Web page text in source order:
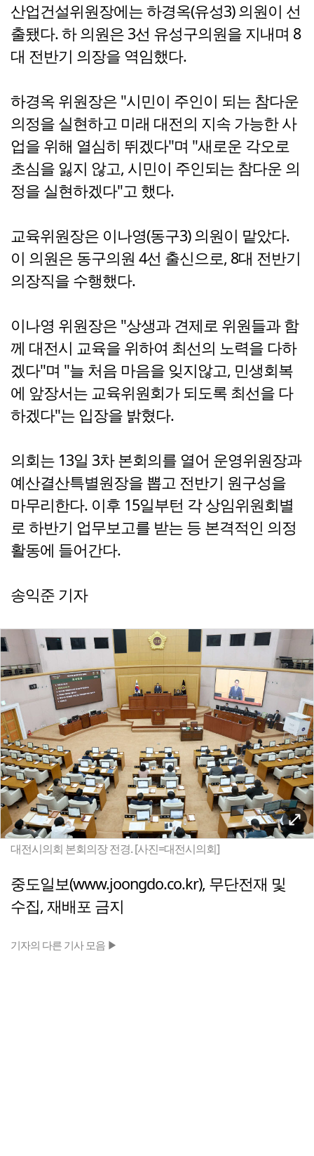
산업건설위원장에는 하경옥(유성3) 의원이 선
출됐다. 하 의원은 3선 유성구의원을 지내며 8
대 전반기 의장을 역임했다.
하경옥 위원장은 "시민이 주인이 되는 참다운
의정을 실현하고 미래 대전의 지속 가능한 사
업을 위해 열심히 뛰겠다"며 "새로운 각오로
초심을 잃지 않고, 시민이 주인되는 참다운 의
정을 실현하겠다"고 했다.
교육위원장은 이나영(동구3) 의원이 맡았다.
이 의원은 동구의원 4선 출신으로, 8대 전반기
의장직을 수행했다.
이나영 위원장은 "상생과 견제로 위원들과 함
께 대전시 교육을 위하여 최선의 노력을 다하
겠다"며 "늘 처음 마음을 잊지않고, 민생회복
에 앞장서는 교육위원회가 되도록 최선을 다
하겠다"는 입장을 밝혔다.
의회는 13일 3차 본회의를 열어 운영위원장과
예산결산특별원장을 뽑고 전반기 원구성을
마무리한다. 이후 15일부턴 각 상임위원회별
로 하반기 업무보고를 받는 등 본격적인 의정
활동에 들어간다.
송익준 기자
대전시의회 본회의장 전경. [사진=대전시의회]
중도일보(www.joongdo.co.kr), 무단전재 및
수집, 재배포 금지
기자의 다른 기사 모음 ▶